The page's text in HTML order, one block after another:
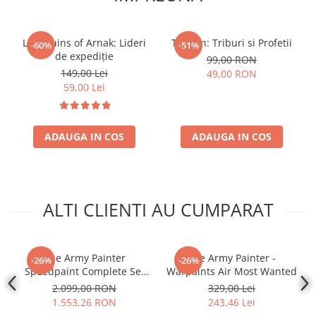
Book Nooks
Hello Kitty - Produse Oficiale
Comic Books (Benzi Desenate)
Trading Card Games
DragonBallZ
Yu-Gi-Oh!
Accesorii TCG
Cardfight!! Vanguard
Weis Schwarz
Flesh and Blood
-60%
Lost Ruins of Arnak: Lideri
de expediție
149,00 Lei
59,00 Lei
ADAUGA IN COS
-51%
Tzolk'in: Triburi si Profetii
99,00 RON
49,00 RON
ADAUGA IN COS
ALTI CLIENTI AU CUMPARAT
-26%The Army Painter
Speedpaint Complete Set
2.0
2.099,00 RON
1.553,26 RON
-26%The Army Painter -
Warpaints Air Most Wanted
329,00 Lei
243,46 Lei